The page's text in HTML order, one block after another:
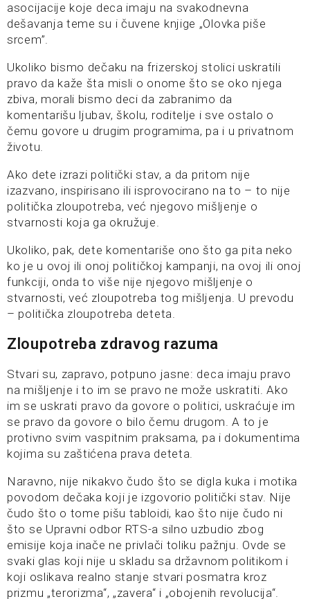
asocijacije koje deca imaju na svakodnevna
dešavanja teme su i čuvene knjige „Olovka piše
srcem”.
Ukoliko bismo dečaku na frizerskoj stolici uskratili
pravo da kaže šta misli o onome što se oko njega
zbiva, morali bismo deci da zabranimo da
komentarišu ljubav, školu, roditelje i sve ostalo o
čemu govore u drugim programima, pa i u privatnom
životu.
Ako dete izrazi politički stav, a da pritom nije
izazvano, inspirisano ili isprovocirano na to – to nije
politička zloupotreba, već njegovo mišljenje o
stvarnosti koja ga okružuje.
Ukoliko, pak, dete komentariše ono što ga pita neko
ko je u ovoj ili onoj političkoj kampanji, na ovoj ili onoj
funkciji, onda to više nije njegovo mišljenje o
stvarnosti, već zloupotreba tog mišljenja. U prevodu
– politička zloupotreba deteta.
Zloupotreba zdravog razuma
Stvari su, zapravo, potpuno jasne: deca imaju pravo
na mišljenje i to im se pravo ne može uskratiti. Ako
im se uskrati pravo da govore o politici, uskraćuje im
se pravo da govore o bilo čemu drugom. A to je
protivno svim vaspitnim praksama, pa i dokumentima
kojima su zaštićena prava deteta.
Naravno, nije nikakvo čudo što se digla kuka i motika
povodom dečaka koji je izgovorio politički stav. Nije
čudo što o tome pišu tabloidi, kao što nije čudo ni
što se Upravni odbor RTS-a silno uzbudio zbog
emisije koja inače ne privlači toliku pažnju. Ovde se
svaki glas koji nije u skladu sa državnom politikom i
koji oslikava realno stanje stvari posmatra kroz
prizmu „terorizma“, „zavera“ i „obojenih revolucija“.